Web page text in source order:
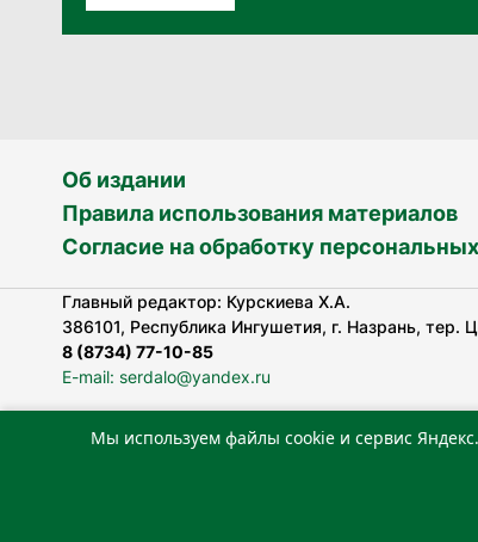
Об издании
Правила использования материалов
Согласие на обработку
Главный редактор: Курскиева Х.А.
386101, Республика Ингушетия, г. Назрань, тер.
8 (8734) 77-10-85
E-mail: serdalo@yandex.ru
Сетевое издание «Сердало»
Реестровая запись СМИ: ЭЛ № ФС 77-78323 от
Мы используем файлы cookie и сервис